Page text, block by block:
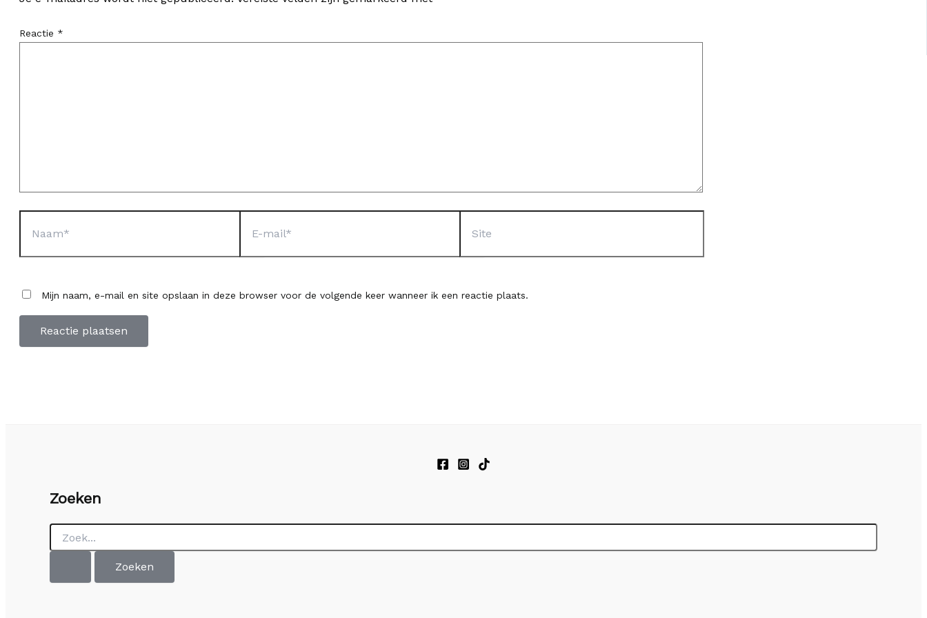
Reactie *
mail*
Mijn naam, e-mail en site opslaan in deze browser voor de volgende keer wanneer ik een reactie plaats.
Zoeken
Zoek
naar: